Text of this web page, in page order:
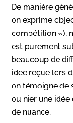
De manière
on exprime
compétition »),
est purement
beaucoup de
idée reçue lors
on témoigne de
ou nier une idée
de nuance.